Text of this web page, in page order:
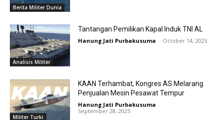
Berita Militer Dunia
Analisis Militer
Tantangan Pemilikan Kapal Induk TNI AL
Hanung Jati Purbakusuma - October 14, 2025
Militer Turki
KAAN Terhambat, Kongres AS Melarang
Penjualan Mesin Pesawat Tempur
Hanung Jati Purbakusuma -
September 28, 2025